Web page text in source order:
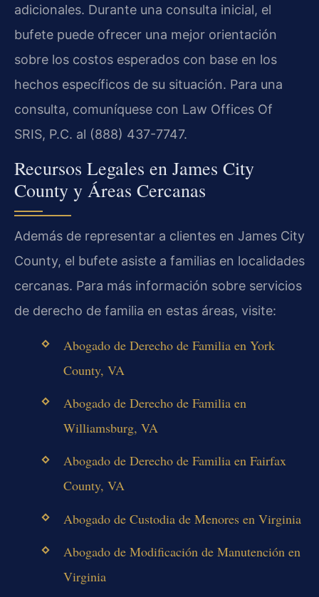
adicionales. Durante una consulta inicial, el
bufete puede ofrecer una mejor orientación
sobre los costos esperados con base en los
hechos específicos de su situación. Para una
consulta, comuníquese con Law Offices Of
SRIS, P.C. al (888) 437-7747.
Recursos Legales en James City
County y Áreas Cercanas
Además de representar a clientes en James City
County, el bufete asiste a familias en localidades
cercanas. Para más información sobre servicios
de derecho de familia en estas áreas, visite:
Abogado de Derecho de Familia en York
County, VA
Abogado de Derecho de Familia en
Williamsburg, VA
Abogado de Derecho de Familia en Fairfax
County, VA
Abogado de Custodia de Menores en Virginia
Abogado de Modificación de Manutención en
Virginia